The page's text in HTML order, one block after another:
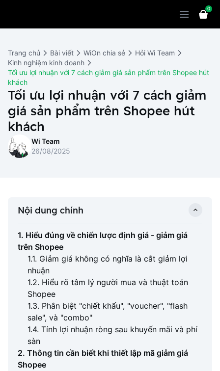
WiOn AI
WiOn Social
WiOn E-commerce
WiOn F&B
WiOn Dental
Chatbot
Marketing
CRM
Thiết kế website
Thiết bị
Bảng giá
Cùng WiOn
Báo chí
Đối tác
Wi Team
Liên hệ
0
Trang chủ Bài viết WiOn chia sẻ
Hỏi Wi Team
Kinh nghiệm kinh doanh
Tối ưu lợi nhuận với 7 cách giảm giá sản phẩm trên Shopee hút
khách
Tối ưu lợi nhuận với 7 cách giảm
giá sản phẩm trên Shopee hút
khách
Wi Team
26/08/2025
Nội dung chính
1. Hiểu đúng về chiến lược định giá - giảm giá
trên Shopee
1.1. Giảm giá không có nghĩa là cắt giảm lợi
nhuận
1.2. Hiểu rõ tâm lý người mua và thuật toán
Shopee
1.3. Phân biệt "chiết khấu", "voucher", "flash
sale", và "combo"
1.4. Tính lợi nhuận ròng sau khuyến mãi và phí
sàn
2. Thông tin cần biết khi thiết lập mã giảm giá
Shopee